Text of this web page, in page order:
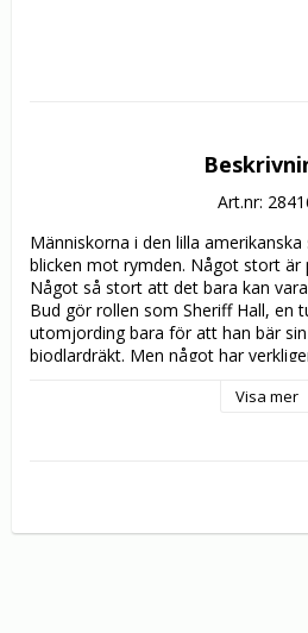
Art.nr:
Människorna i den lilla
blicken mot rymden. Något stort är
Något så stort att det bara kan
Bud gör rollen som Sheriff Hall, en
utomjording bara för att han bär
biodlardräkt. Men något har
Trots alla sina fantastiska Visa mer